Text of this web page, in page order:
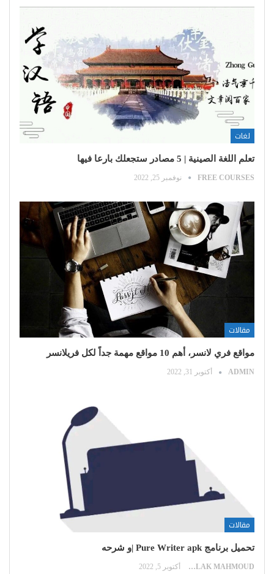
لغات
تعلم اللغة الصينية | 5 مصادر ستجعلك بارعا فيها
FREE COURSES نوفمبر 25, 2022
مقالات
مواقع فري لانسر، أهم 10 مواقع مهمة جداً لكل فريلانسر
ADMIN أكتوبر 31, 2022
مقالات
تحميل برنامج Pure Writer apk |و شرحه
MALAK MAHMOUD أكتوبر 5, 2022